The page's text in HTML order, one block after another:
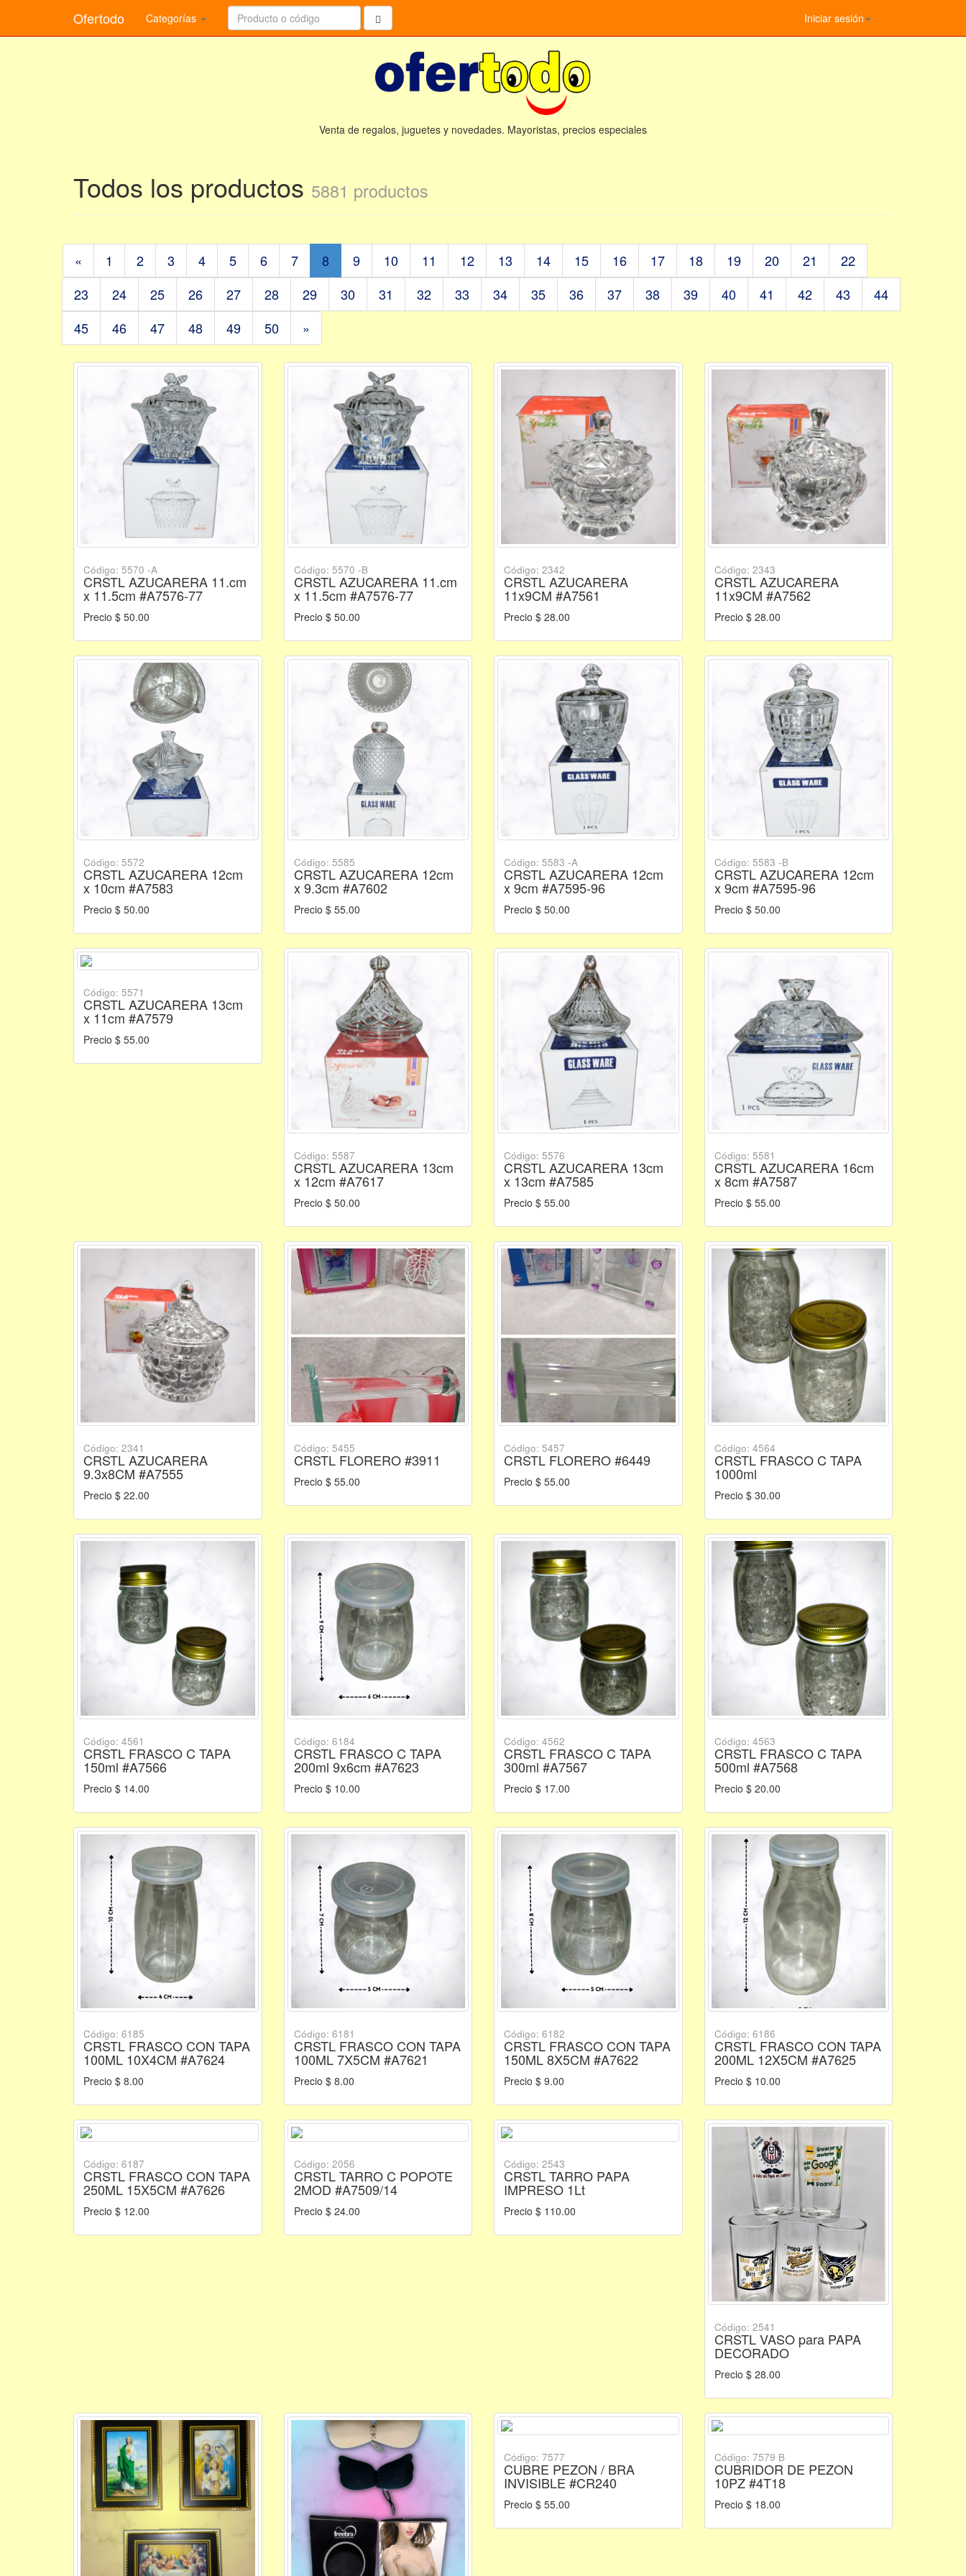
Venta de regalos, juguetes y novedades. Mayoristas, precios especiales
Ofertodo Categorías Iniciar sesión
Todos los productos 5881 productos
« 1 2 3 4 5 6 7 8 9 10 11 12 13 14 15 16 17 18 19 20 21
22
23
24 25 26 27 28 29 30 31 32 33 34 35 36 37 38 39 40 41 42 43
44
45
46 47 48 49 50 »
Código: 5570 -A
CRSTL AZUCARERA 11.cm
x 11.5cm #A7576-77
Precio $ 50.00
Código: 5570 -B
CRSTL AZUCARERA 11.cm
x 11.5cm #A7576-77
Precio $ 50.00
Código: 2342
CRSTL AZUCARERA
11x9CM #A7561
Precio $ 28.00
Código: 2343
CRSTL AZUCARERA
11x9CM #A7562
Precio $ 28.00
Código: 5572
CRSTL AZUCARERA 12cm
x 10cm #A7583
Precio $ 50.00
Código: 5585
CRSTL AZUCARERA 12cm
x 9.3cm #A7602
Precio $ 55.00
Código: 5583 -A
CRSTL AZUCARERA 12cm
x 9cm #A7595-96
Precio $ 50.00
Código: 5583 -B
CRSTL AZUCARERA 12cm
x 9cm #A7595-96
Precio $ 50.00
Código: 5571
CRSTL AZUCARERA 13cm
x 11cm #A7579
Precio $ 55.00
Código: 5587
CRSTL AZUCARERA 13cm
x 12cm #A7617
Precio $ 50.00
Código: 5576
CRSTL AZUCARERA 13cm
x 13cm #A7585
Precio $ 55.00
Código: 5581
CRSTL AZUCARERA 16cm
x 8cm #A7587
Precio $ 55.00
Código: 2341
CRSTL AZUCARERA
9.3x8CM #A7555
Precio $ 22.00
Código: 5455
CRSTL FLORERO #3911
Precio $ 55.00
Código: 5457
CRSTL FLORERO #6449
Precio $ 55.00
Código: 4564
CRSTL FRASCO C TAPA
1000ml
Precio $ 30.00
Código: 4561
CRSTL FRASCO C TAPA
150ml #A7566
Precio $ 14.00
Código: 6184
CRSTL FRASCO C TAPA
200ml 9x6cm #A7623
Precio $ 10.00
Código: 4562
CRSTL FRASCO C TAPA
300ml #A7567
Precio $ 17.00
Código: 4563
CRSTL FRASCO C TAPA
500ml #A7568
Precio $ 20.00
Código: 6185
CRSTL FRASCO CON TAPA
100ML 10X4CM #A7624
Precio $ 8.00
Código: 6181
CRSTL FRASCO CON TAPA
100ML 7X5CM #A7621
Precio $ 8.00
Código: 6182
CRSTL FRASCO CON TAPA
150ML 8X5CM #A7622
Precio $ 9.00
Código: 6186
CRSTL FRASCO CON TAPA
200ML 12X5CM #A7625
Precio $ 10.00
Código: 6187
CRSTL FRASCO CON TAPA
250ML 15X5CM #A7626
Precio $ 12.00
Código: 2056
CRSTL TARRO C POPOTE
2MOD #A7509/14
Precio $ 24.00
Código: 2543
CRSTL TARRO PAPA
IMPRESO 1Lt
Precio $ 110.00
Código: 2541
CRSTL VASO para PAPA
DECORADO
Precio $ 28.00
Código: 7577
CUBRE PEZON / BRA
INVISIBLE #CR240
Precio $ 55.00
Código: 7579 B
CUBRIDOR DE PEZON
10PZ #4T18
Precio $ 18.00